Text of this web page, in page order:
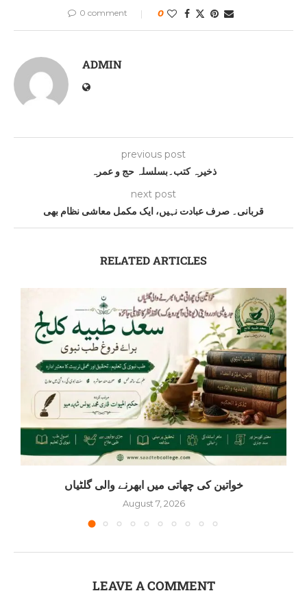
0 comment 0
ADMIN
previous post
ذخیرہ کتب۔بسلسلہ حج و عمرہ
next post
قربانی۔ صرف عبادت نہیں، ایک مکمل معاشی نظام بھی
RELATED ARTICLES
خواتین کی چھاتی میں ابھرنے والی گلٹیاں
August 7, 2026
LEAVE A COMMENT